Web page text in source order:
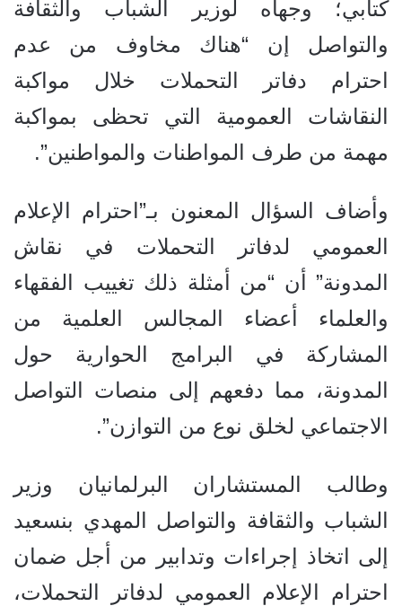
كتابي؛ وجهاه لوزير الشباب والثقافة
والتواصل إن “هناك مخاوف من عدم
احترام دفاتر التحملات خلال مواكبة
النقاشات العمومية التي تحظى بمواكبة
مهمة من طرف المواطنات والمواطنين”.
وأضاف السؤال المعنون بـ”احترام الإعلام
العمومي لدفاتر التحملات في نقاش
المدونة” أن “من أمثلة ذلك تغييب الفقهاء
والعلماء أعضاء المجالس العلمية من
المشاركة في البرامج الحوارية حول
المدونة، مما دفعهم إلى منصات التواصل
الاجتماعي لخلق نوع من التوازن”.
وطالب المستشاران البرلمانيان وزير
الشباب والثقافة والتواصل المهدي بنسعيد
إلى اتخاذ إجراءات وتدابير من أجل ضمان
احترام الإعلام العمومي لدفاتر التحملات،